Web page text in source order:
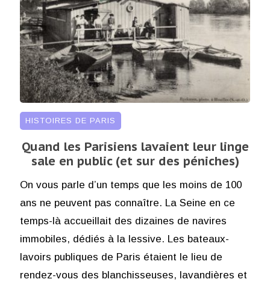
HISTOIRES DE PARIS
Quand les Parisiens lavaient leur linge
sale en public (et sur des péniches)
On vous parle d’un temps que les moins de 100
ans ne peuvent pas connaître. La Seine en ce
temps-là accueillait des dizaines de navires
immobiles, dédiés à la lessive. Les bateaux-
lavoirs publiques de Paris étaient le lieu de
rendez-vous des blanchisseuses, lavandières et